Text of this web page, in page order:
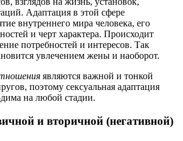
Адаптация в этой сфере
внутреннего мира человека, его
и черт характера. Происходит
потребностей и интересов. Так
увлечением жены и наоборот.
являются важной и тонкой
поэтому сексуальная адаптация
на любой стадии.
и вторичной (негативной)